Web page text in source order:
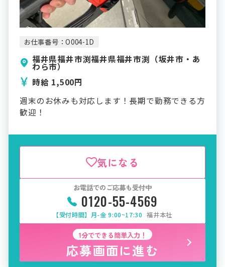
お仕事番号：O004-1D
福井県福井市渕福井県福井市渕（坂井市・あ
わら市）
時給 1,500円
週末のお休みも対応します！長期で勤務できる方
歓迎！
気になる
お電話でのご応募も受付中
0120-55-4569
【受付時間】月-金 9:00~17:30 福井本社
1分でできる簡単入力！
応募画面に進む